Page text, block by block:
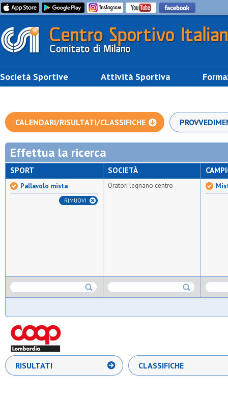
Società Sportive Attività Sportiva
CALENDARI/RISULTATI/CLASSIFICHE
Effettua la ricerca
SPORT
Pallavolo mista
RIMUOVI
SOCIETÀ
Oratori legnano centro
RISULTATI CLASSIFICHE